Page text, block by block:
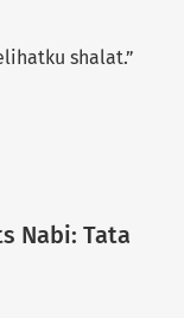
shalat.”
Nabi: Tata